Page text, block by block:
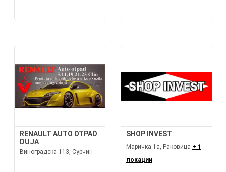
RENAULT AUTO OTPAD
DUJA
Виноградска 113, Сурчин
SHOP INVEST
Маричка 1а, Раковица + 1
локации